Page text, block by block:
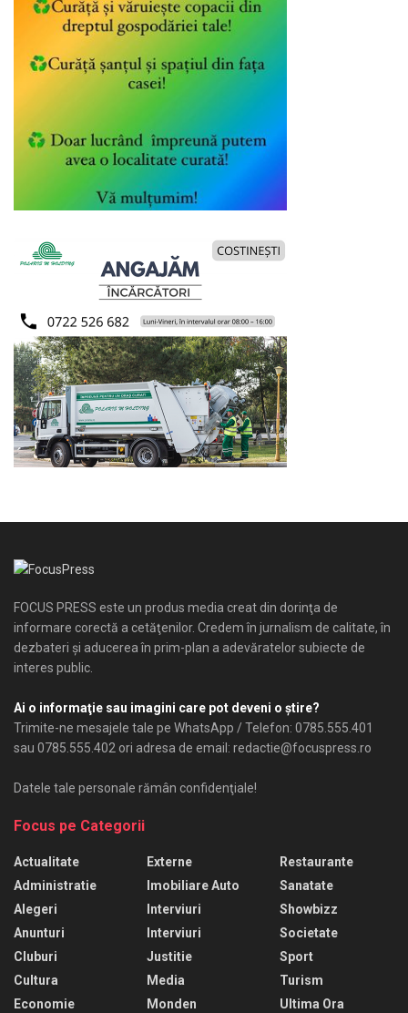
FOCUS PRESS este un produs media creat din dorinţa de
informare corectă a cetăţenilor. Credem în jurnalism de calitate, în
dezbateri şi aducerea în prim-plan a adevăratelor subiecte de
interes public.
Ai o informaţie sau imagini care pot deveni o ştire?
Trimite-ne mesajele tale pe WhatsApp / Telefon: 0785.555.401
sau 0785.555.402 ori adresa de email: redactie@focuspress.ro
Datele tale personale rămân confidenţiale!
Focus pe Categorii
Actualitate
Administratie
Alegeri
Anunturi
Cluburi
Cultura
Economie
Externe
Imobiliare Auto
Interviuri
Interviuri
Justitie
Media
Monden
Restaurante
Sanatate
Showbizz
Societate
Sport
Turism
Ultima Ora